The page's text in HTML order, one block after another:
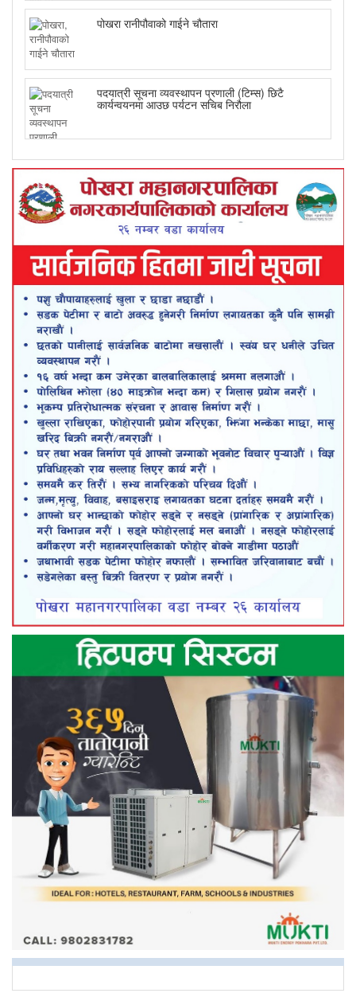
पोखरा रानीपौवाको गाईने चौतारा
पदयात्री सूचना व्यवस्थापन प्रणाली (टिम्स) छिटै
कार्यन्वयनमा आउछ पर्यटन सचिब निरौला